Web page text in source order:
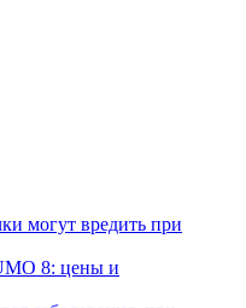
могут вредить при
8: цены и